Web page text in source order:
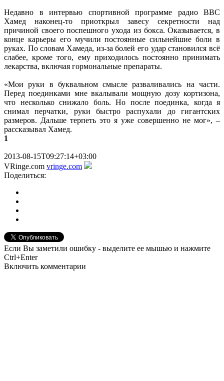
Недавно в интервью спортивной программе радио ВВС
Хамед наконец-то приоткрыл завесу секретности над
причиной своего поспешного ухода из бокса. Оказывается, в
конце карьеры его мучили постоянные сильнейшие боли в
руках. По словам Хамеда, из-за болей его удар становился всё
слабее, кроме того, ему приходилось постоянно принимать
лекарства, включая гормональные препараты.
«Мои руки в буквальном смысле разваливались на части.
Перед поединками мне вкалывали мощную дозу кортизона,
что несколько снижало боль. Но после поединка, когда я
снимал перчатки, руки быстро распухали до гигантских
размеров. Дальше терпеть это я уже совершенно не мог», –
рассказывал Хамед.
1
2013-08-15T09:27:14+03:00
VRinge.com vringe.com
Поделиться:
Если Вы заметили ошибку - выделите ее мышью и нажмите
Ctrl+Enter
Включить комментарии